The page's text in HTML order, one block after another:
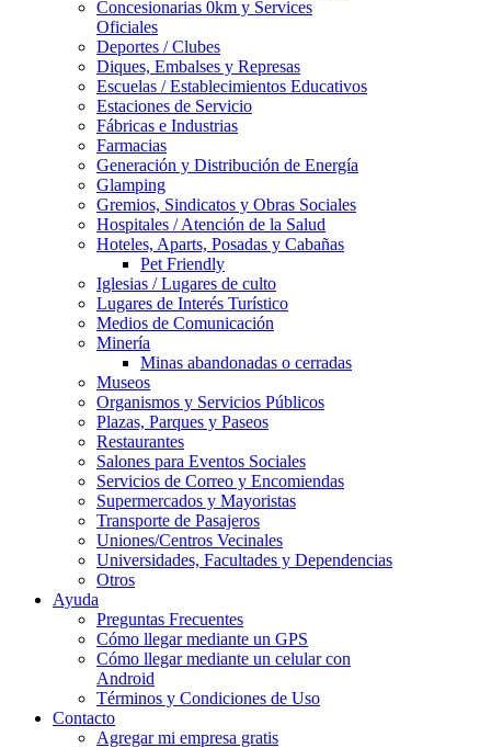
Concesionarias 0km y Services
Oficiales
Deportes / Clubes
Diques, Embalses y Represas
Escuelas / Establecimientos Educativos
Estaciones de Servicio
Fábricas e Industrias
Farmacias
Generación y Distribución de Energía
Glamping
Gremios, Sindicatos y Obras Sociales
Hospitales / Atención de la Salud
Hoteles, Aparts, Posadas y Cabañas
Pet Friendly
Iglesias / Lugares de culto
Lugares de Interés Turístico
Medios de Comunicación
Minería
Minas abandonadas o cerradas
Museos
Organismos y Servicios Públicos
Plazas, Parques y Paseos
Restaurantes
Salones para Eventos Sociales
Servicios de Correo y Encomiendas
Supermercados y Mayoristas
Transporte de Pasajeros
Uniones/Centros Vecinales
Universidades, Facultades y Dependencias
Otros
Ayuda
Preguntas Frecuentes
Cómo llegar mediante un GPS
Cómo llegar mediante un celular con
Android
Términos y Condiciones de Uso
Contacto
Agregar mi empresa gratis